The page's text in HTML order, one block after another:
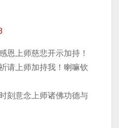
恩上师慈悲开示加持！
请上师加持我！喇嘛钦
刻意念上师诸佛功德与